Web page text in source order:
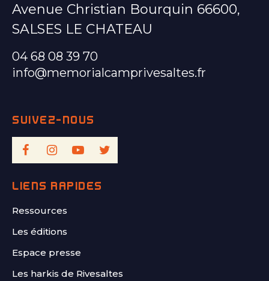
Avenue Christian Bourquin 66600,
SALSES LE CHATEAU
04 68 08 39 70
info@memorialcamprivesaltes.fr
LIENS RAPIDES
Ressources
Les éditions
Espace presse
Les harkis de Rivesaltes